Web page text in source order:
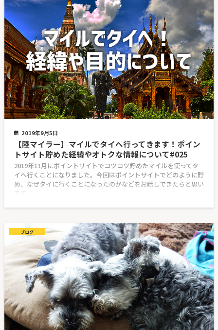
2019年9月5日
【陸マイラー】マイルでタイへ行ってきます！ポイン
トサイト貯めた経緯やオトクな情報について#025
2019年11月にポイントサイトでコツコツ貯めたマイルを使ってタ
イへ行くことになりました。今回はポイントサイトでどのように貯
め、なぜタイに行くことになったのかなどをお話しできたらと思い
ます。
ブログ